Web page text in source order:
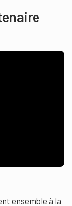
ensemble à la